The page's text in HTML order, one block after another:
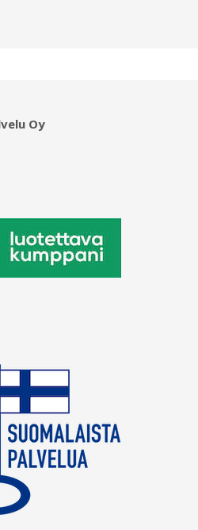
Oy